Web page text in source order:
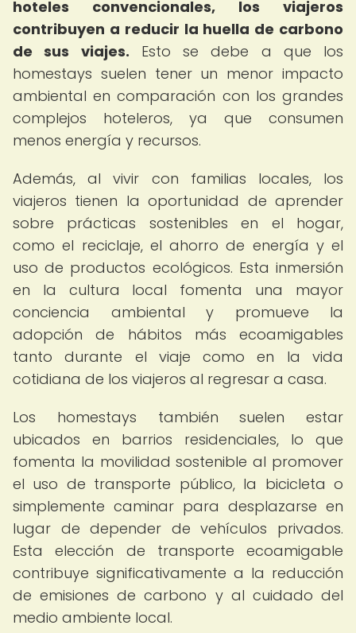
hoteles convencionales, los viajeros
contribuyen a reducir la huella de carbono
de sus viajes. Esto se debe a que los
homestays suelen tener un menor impacto
ambiental en comparación con los grandes
complejos hoteleros, ya que consumen
menos energía y recursos.
Además, al vivir con familias locales, los
viajeros tienen la oportunidad de aprender
sobre prácticas sostenibles en el hogar,
como el reciclaje, el ahorro de energía y el
uso de productos ecológicos. Esta inmersión
en la cultura local fomenta una mayor
conciencia ambiental y promueve la
adopción de hábitos más ecoamigables
tanto durante el viaje como en la vida
cotidiana de los viajeros al regresar a casa.
Los homestays también suelen estar
ubicados en barrios residenciales, lo que
fomenta la movilidad sostenible al promover
el uso de transporte público, la bicicleta o
simplemente caminar para desplazarse en
lugar de depender de vehículos privados.
Esta elección de transporte ecoamigable
contribuye significativamente a la reducción
de emisiones de carbono y al cuidado del
medio ambiente local.